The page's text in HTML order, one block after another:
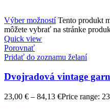
Výber možností Tento produkt
môžete vybrať na stránke
Quick view
Porovnať
Pridať do zoznamu želaní
Dvojradová vintage
23,00 € – 84,13 €Price range: